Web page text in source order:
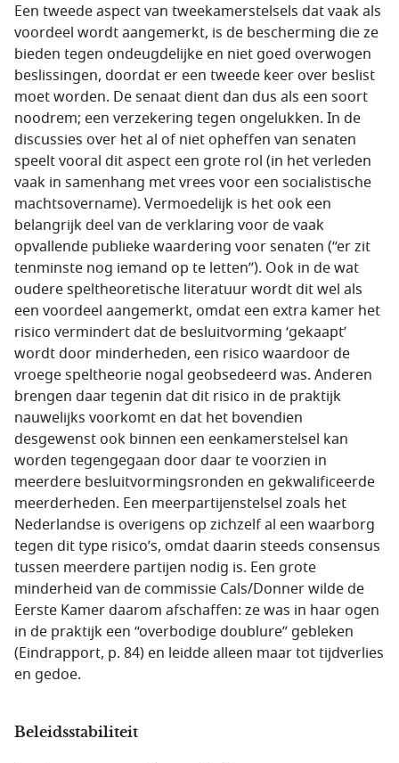
Een tweede aspect van tweekamerstelsels dat vaak als
voordeel wordt aangemerkt, is de bescherming die ze
bieden tegen ondeugdelijke en niet goed overwogen
beslissingen, doordat er een tweede keer over beslist
moet worden. De senaat dient dan dus als een soort
noodrem; een verzekering tegen ongelukken. In de
discussies over het al of niet opheffen van senaten
speelt vooral dit aspect een grote rol (in het verleden
vaak in samenhang met vrees voor een socialistische
machtsovername). Vermoedelijk is het ook een
belangrijk deel van de verklaring voor de vaak
opvallende publieke waardering voor senaten (“er zit
tenminste nog iemand op te letten”). Ook in de wat
oudere speltheoretische literatuur wordt dit wel als
een voordeel aangemerkt, omdat een extra kamer het
risico vermindert dat de besluitvorming ‘gekaapt’
wordt door minderheden, een risico waardoor de
vroege speltheorie nogal geobsedeerd was. Anderen
brengen daar tegenin dat dit risico in de praktijk
nauwelijks voorkomt en dat het bovendien
desgewenst ook binnen een eenkamerstelsel kan
worden tegengegaan door daar te voorzien in
meerdere besluitvormingsronden en gekwalificeerde
meerderheden. Een meerpartijenstelsel zoals het
Nederlandse is overigens op zichzelf al een waarborg
tegen dit type risico’s, omdat daarin steeds consensus
tussen meerdere partijen nodig is. Een grote
minderheid van de commissie Cals/Donner wilde de
Eerste Kamer daarom afschaffen: ze was in haar ogen
in de praktijk een “overbodige doublure” gebleken
(Eindrapport, p. 84) en leidde alleen maar tot tijdverlies
en gedoe.
Beleidsstabiliteit